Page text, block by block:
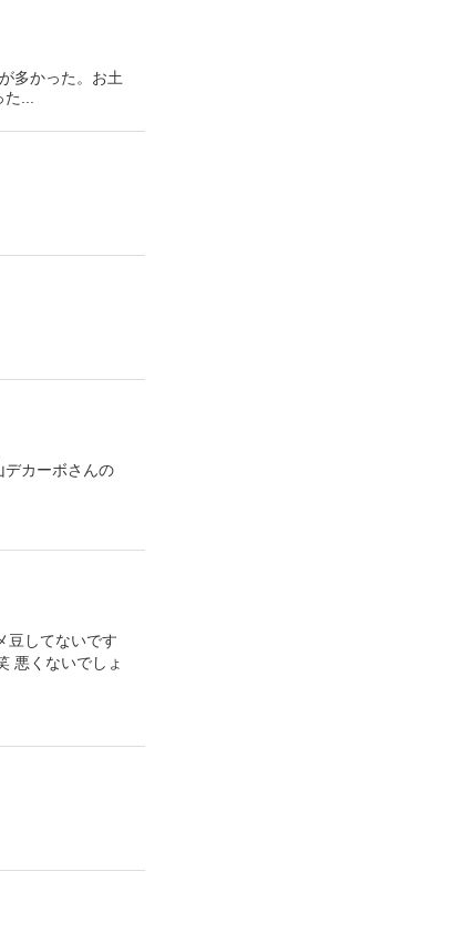
多かった。お土
た...
デカーボさんの
豆してないです
悪くないでしょ